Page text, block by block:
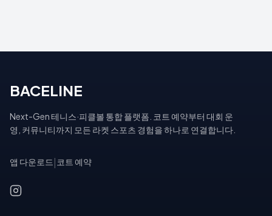
BACELINE
Next-Gen 테니스·피클볼 통합 플랫폼. 코트 예약부터 대회 운
영, 커뮤니티까지 모든 라켓 스포츠 경험을 하나로 연결합니다.
앱 다운로드 코트 예약